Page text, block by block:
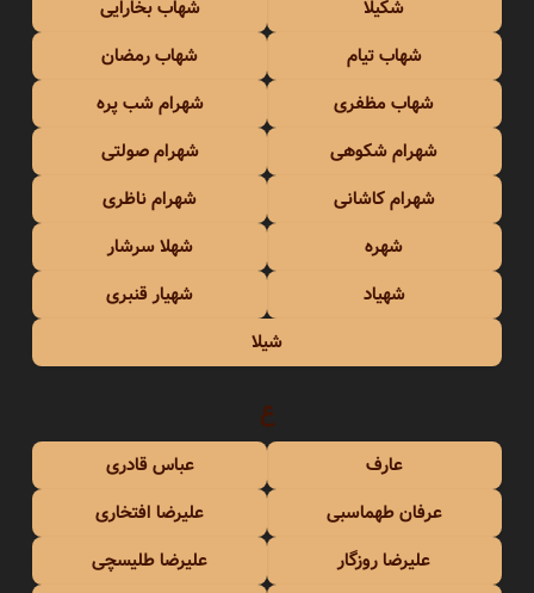
شکیلا
شهاب بخارایی
شهاب تیام
شهاب رمضان
شهاب مظفری
شهرام شب پره
شهرام شکوهی
شهرام صولتی
شهرام کاشانی
شهرام ناظری
شهره
شهلا سرشار
شهیاد
شهیار قنبری
شیلا
ع
عارف
عباس قادری
عرفان طهماسبی
علیرضا افتخاری
علیرضا روزگار
علیرضا طلیسچی